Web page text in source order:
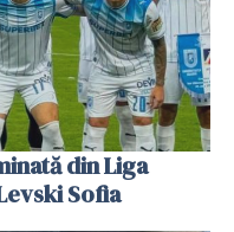
din Liga
Sofia